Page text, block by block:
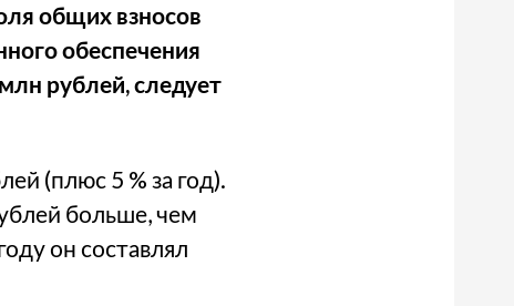
общих взносов
обеспечения
рублей, следует
(плюс 5 % за год).
больше, чем
он составлял